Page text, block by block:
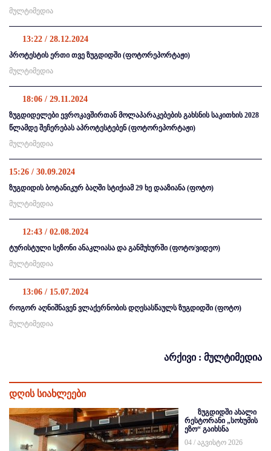
მულტიმედია
13:22 / 28.12.2024
პროტესტის ერთი თვე ზუგდიდში (ფოტორეპორტაჟი)
მულტიმედია
18:06 / 29.11.2024
ზუგდიდელები ევროკავშირთან მოლაპარაკებების გახსნის საკითხის 2028
წლამდე შეჩერებას აპროტესტებენ (ფოტორეპორტაჟი)
მულტიმედია
15:26 / 30.09.2024
ზუგდიდის ბოტანიკურ ბაღში სტიქიამ 29 ხე დააზიანა (ფოტო)
მულტიმედია
12:43 / 02.08.2024
ტურისტული სეზონი ანაკლიასა და განმუხურში (ფოტო/ვიდეო)
მულტიმედია
13:06 / 15.07.2024
როგორ აღნიშნავენ ვლაქერნობის დღესასწაულს ზუგდიდში (ფოტო)
მულტიმედია
არქივი : მულტიმედია
დღის სიახლეები
ზუგდიდში ახალი
რესტორანი „სოხუმის
ეზო“ გაიხსნა
04 / აგვისტო 2026